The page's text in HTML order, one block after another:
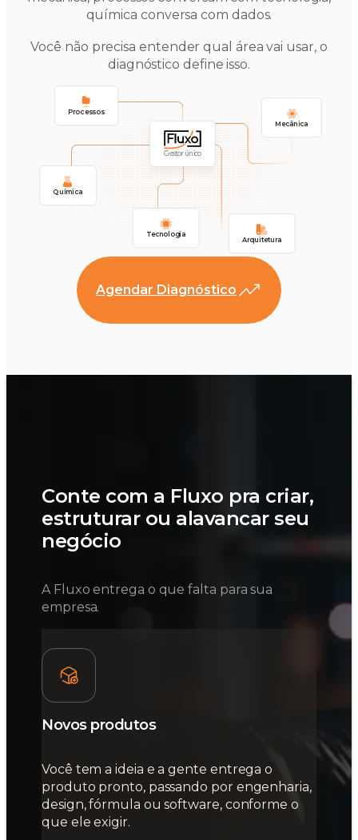
Processos
Gestor único
Mecânica
Tecnologia
Arquitetura
Química
química conversa com dados.
Você não precisa entender qual área vai usar, o
diagnóstico define isso.
Agendar Diagnóstico
Conte com a Fluxo pra criar,
estruturar ou alavancar seu
negócio
A Fluxo entrega o que falta para sua
empresa.
Novos produtos
Você tem a ideia e a gente entrega o
produto pronto, passando por engenharia,
design, fórmula ou software, conforme o
que ele exigir.